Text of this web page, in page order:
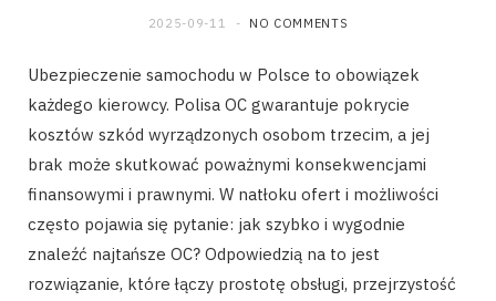
2025-09-11 NO COMMENTS
Ubezpieczenie samochodu w Polsce to obowiązek
każdego kierowcy. Polisa OC gwarantuje pokrycie
kosztów szkód wyrządzonych osobom trzecim, a jej
brak może skutkować poważnymi konsekwencjami
finansowymi i prawnymi. W natłoku ofert i możliwości
często pojawia się pytanie: jak szybko i wygodnie
znaleźć najtańsze OC? Odpowiedzią na to jest
rozwiązanie, które łączy prostotę obsługi, przejrzystość